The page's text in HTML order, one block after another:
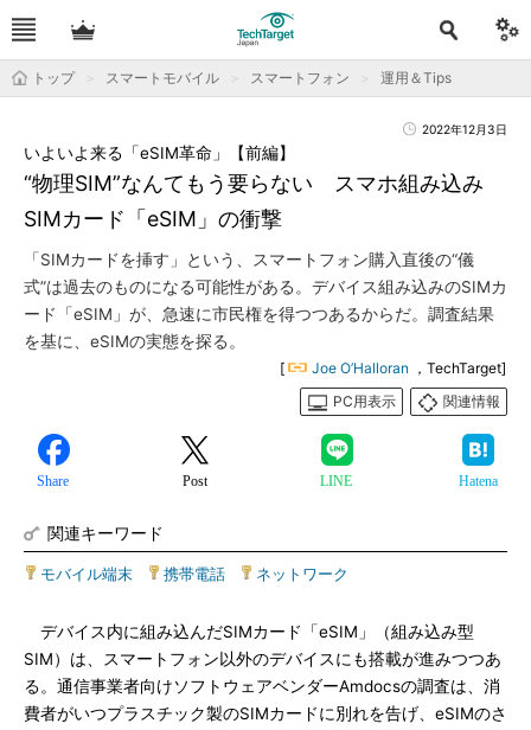
トップ スマートモバイル スマートフォン 運用＆Tips
2022年12月3日
“物理SIM”なんてもう要らない スマホ組み込み
SIMカード「eSIM」の衝撃
いよいよ来る「eSIM革命」【前編】
「SIMカードを挿す」という、スマートフォン購入直後の“儀
式”は過去のものになる可能性がある。デバイス組み込みのSIMカ
ード「eSIM」が、急速に市民権を得つつあるからだ。調査結果
を基に、eSIMの実態を探る。
[ Joe O’Halloran ，TechTarget]
PC用表示
関連情報
Share Post LINE Hatena
関連キーワード
モバイル端末 携帯電話 ネットワーク
デバイス内に組み込んだSIMカード「eSIM」（組み込み型
SIM）は、スマートフォン以外のデバイスにも搭載が進みつつあ
る。通信事業者向けソフトウェアベンダーAmdocsの調査は、消
費者がいつプラスチック製のSIMカードに別れを告げ、eSIMのさ